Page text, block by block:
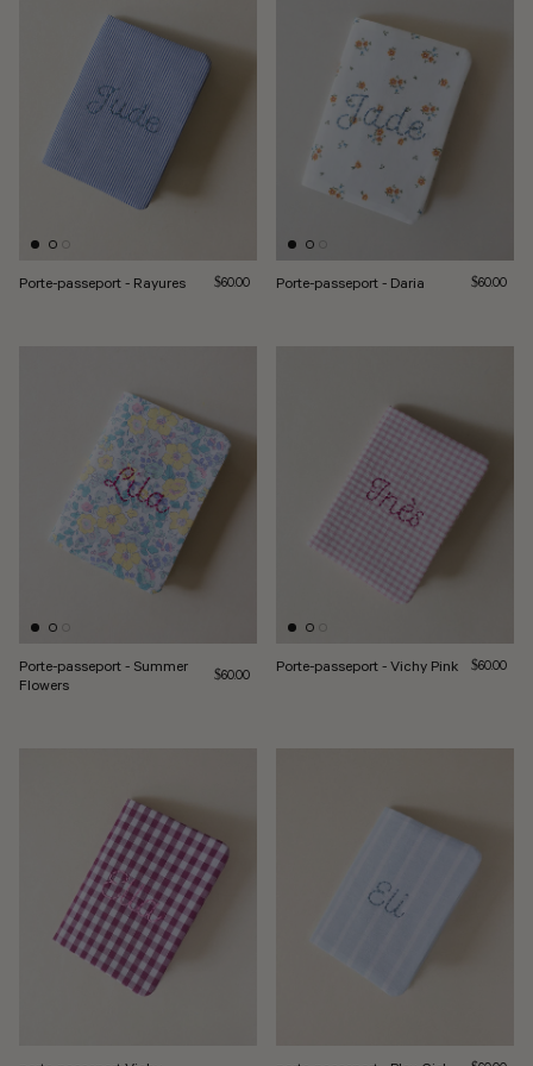
Porte-passeport - Rayures Prix normal
$60.00 Porte-passeport - Daria Prix normal
$60.00
Porte-passeport - Summer
Flowers
Prix normal
$60.00 Porte-passeport - Vichy Pink Prix normal
$60.00